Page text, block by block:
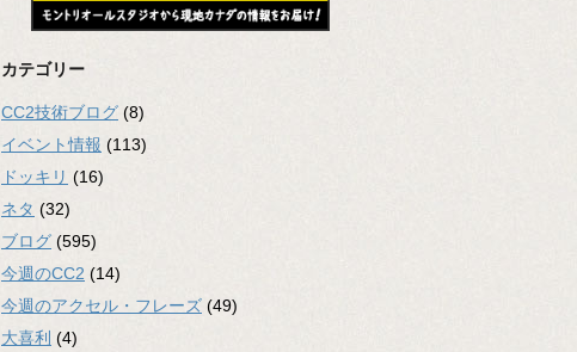
カテゴリー
CC2技術ブログ (8)
イベント情報 (113)
ドッキリ (16)
ネタ (32)
ブログ (595)
今週のCC2 (14)
今週のアクセル・フレーズ (49)
大喜利 (4)